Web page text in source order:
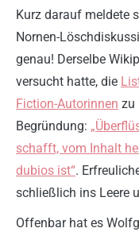
Kurz darauf meldete
Nornen-
genau! Derselbe
versucht hatte, die
Fiction-Autorinnen zu
Begründung:
schafft, vom Inhalt
dubios ist“.
schließlich ins Leere
Offenbar hat es